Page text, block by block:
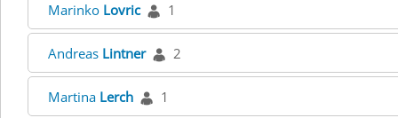
Marinko Lovric 1
Andreas Lintner 2
Martina Lerch 1